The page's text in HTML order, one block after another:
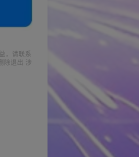
，请联系
除退出 涉